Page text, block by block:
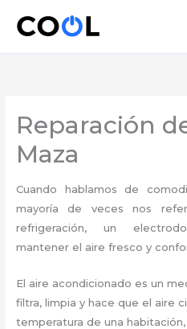
Reparación
Maza
Cuando hablamos de
mayoría de veces nos
refrigeración, un
mantener el aire fresco y
El aire acondicionado es un
filtra, limpia y hace que el aire
temperatura de una